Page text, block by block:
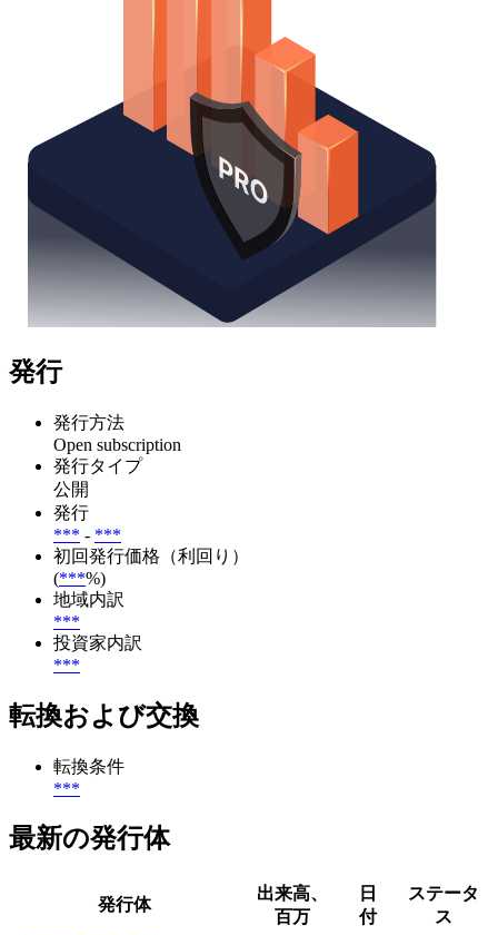
発行
発行方法
Open subscription
発行タイプ
公開
発行
*** - ***
初回発行価格（利回り）
(***%)
地域内訳
***
投資家内訳
***
転換および交換
転換条件
***
最新の発行体
発行体
出来高、
百万
日
付
ステータ
ス